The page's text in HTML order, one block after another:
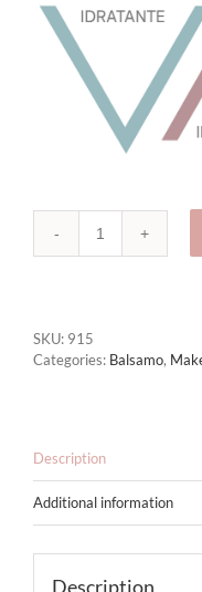
915
SKU: 915
Categories: Balsamo,
Description
Additional information
Description